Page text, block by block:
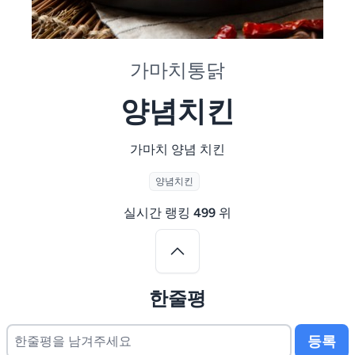
가마치통닭
양념치킨
가마치 양념 치킨
양념치킨
실시간 랭킹 499 위
한줄평
등록